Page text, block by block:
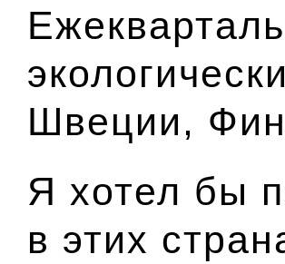
Швеции,
Я хотел бы
в этих